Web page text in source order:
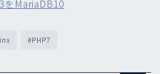
をMariaDB10
#PHP7